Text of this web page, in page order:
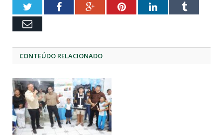
TwitterFacebookGoogle+PinterestLinkedInTumblr
Email
CONTEÚDO RELACIONADO